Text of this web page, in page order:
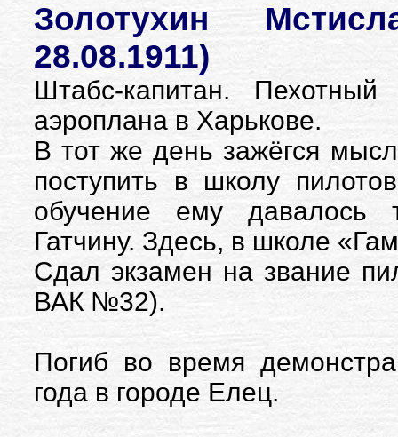
Золотухин
28.08.1911)
Штабс-капитан.
аэроплана в Харькове.
В тот же день зажёгся
поступить в школу
обучение ему давалось
Гатчину. Здесь, в школе
Сдал экзамен на звание
ВАК №32).
Погиб во время
года в городе Елец.